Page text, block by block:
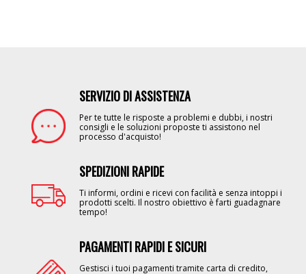
SERVIZIO DI ASSISTENZA
Per te tutte le risposte a problemi e dubbi, i nostri
consigli e le soluzioni proposte ti assistono nel
processo d'acquisto!
SPEDIZIONI RAPIDE
Ti informi, ordini e ricevi con facilità e senza intoppi i
prodotti scelti. Il nostro obiettivo è farti guadagnare
tempo!
PAGAMENTI RAPIDI E SICURI
Gestisci i tuoi pagamenti tramite carta di credito,